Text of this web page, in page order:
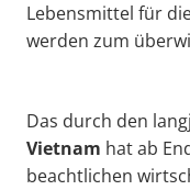
Lebensmittel für
werden zum
Das durch den
Vietnam hat ab
beachtlichen